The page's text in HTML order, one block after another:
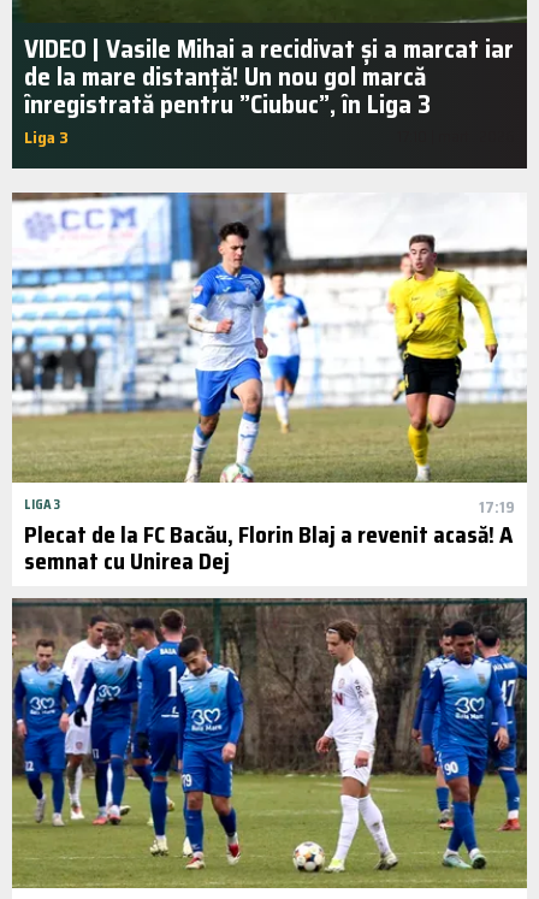
VIDEO | Vasile Mihai a recidivat și a marcat iar
de la mare distanță! Un nou gol marcă
înregistrată pentru ”Ciubuc”, în Liga 3
Liga 3
LIGA 3 17:19
Plecat de la FC Bacău, Florin Blaj a revenit acasă! A
semnat cu Unirea Dej